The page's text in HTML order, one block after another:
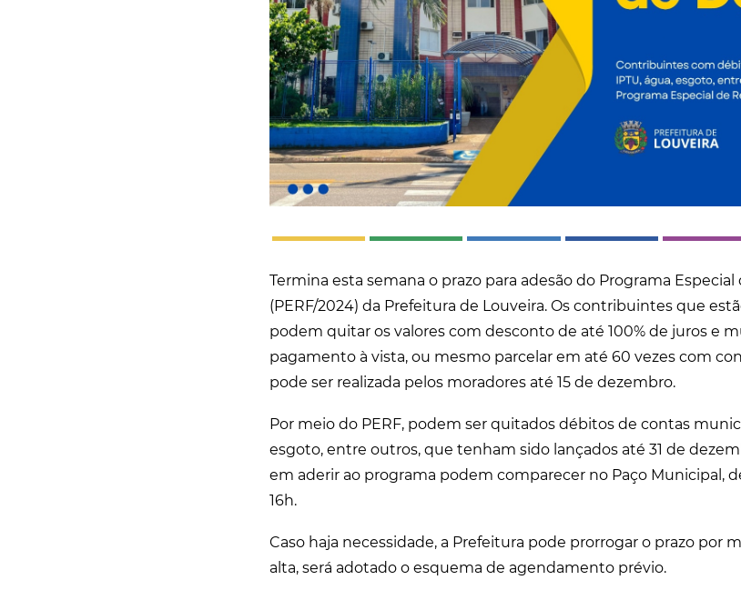
Termina esta semana o prazo para adesão do Programa Especial
(PERF/2024) da Prefeitura de Louveira. Os contribuintes que
podem quitar os valores com desconto de até 100% de juros e
pagamento à vista, ou mesmo parcelar em até 60 vezes com
pode ser realizada pelos moradores até 15 de dezembro.
Por meio do PERF, podem ser quitados débitos de contas
esgoto, entre outros, que tenham sido lançados até 31 de
em aderir ao programa podem comparecer no Paço Municipal,
16h.
Caso haja necessidade, a Prefeitura pode prorrogar o prazo por
alta, será adotado o esquema de agendamento prévio.